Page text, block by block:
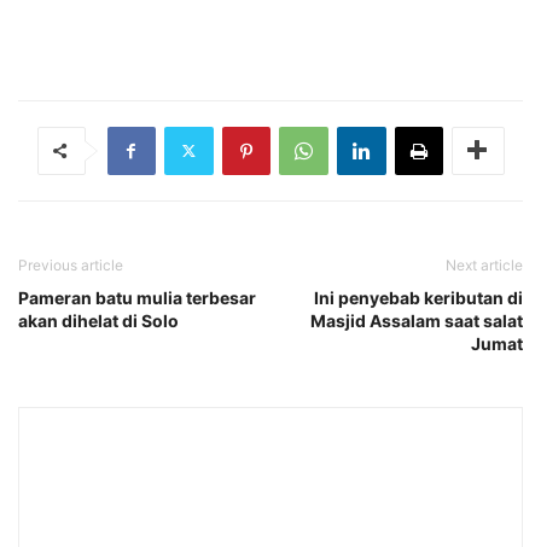
Previous article
Pameran batu mulia terbesar
akan dihelat di Solo
Next article
Ini penyebab keributan di
Masjid Assalam saat salat
Jumat